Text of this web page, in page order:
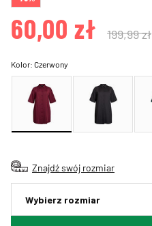
60,00 zł 199,99 zł
Kolor:Czerwony
Znajdź swój rozmiar
Wybierz rozmiar